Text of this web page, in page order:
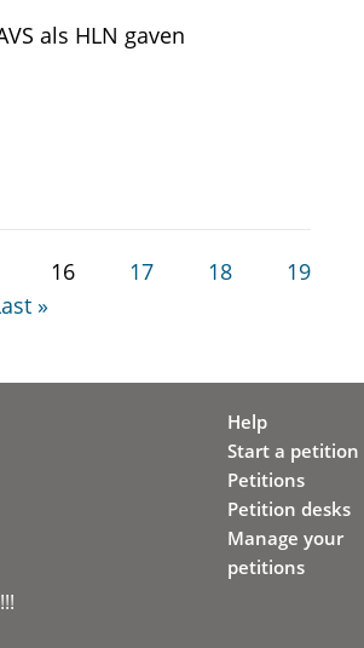
als HLN gaven
16 17 18
19
»
Help
Start a petition
Petitions
Petition desks
Manage your
petitions